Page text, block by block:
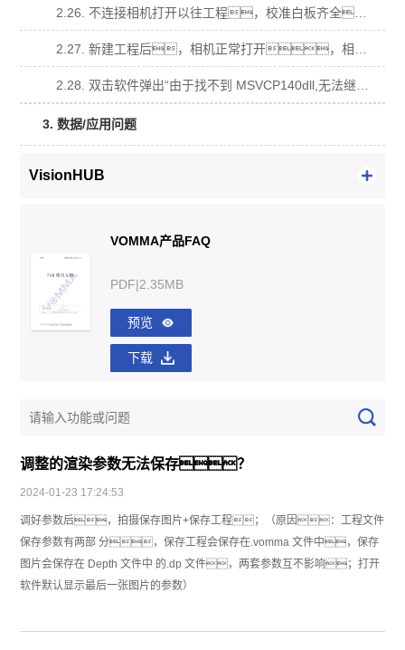
2.26. 不连接相机打开以往工程，校准白板齐全，导入原图计算不出数据？
2.27. 新建工程后，相机正常打开，相机视图有视频流，拍照算不出数据？
2.28. 双击软件弹出“由于找不到 MSVCP140dll,无法继续执行代码，需要安装程序可 能会解决此问题.”窗口？
3. 数据/应用问题
VisionHUB
VOMMA产品FAQ
PDF|2.35MB
预览
下载
调整的渲染参数无法保存？
2024-01-23 17:24:53
调好参数后，拍摄保存图片+保存工程；（原因：工程文件
保存参数有两部 分，保存工程会保存在.vomma 文件中，保存
图片会保存在 Depth 文件中 的.dp 文件，两套参数互不影响；打开
软件默认显示最后一张图片的参数）